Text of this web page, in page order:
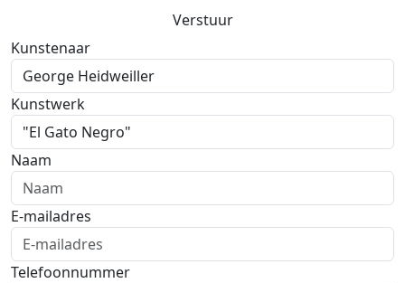
Verstuur
Kunstenaar
Kunstwerk
Naam
E-mailadres
Telefoonnummer